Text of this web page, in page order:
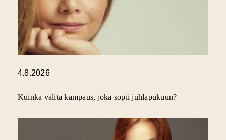
4.8.2026
Kuinka valita kampaus, joka sopii juhlapukuun?